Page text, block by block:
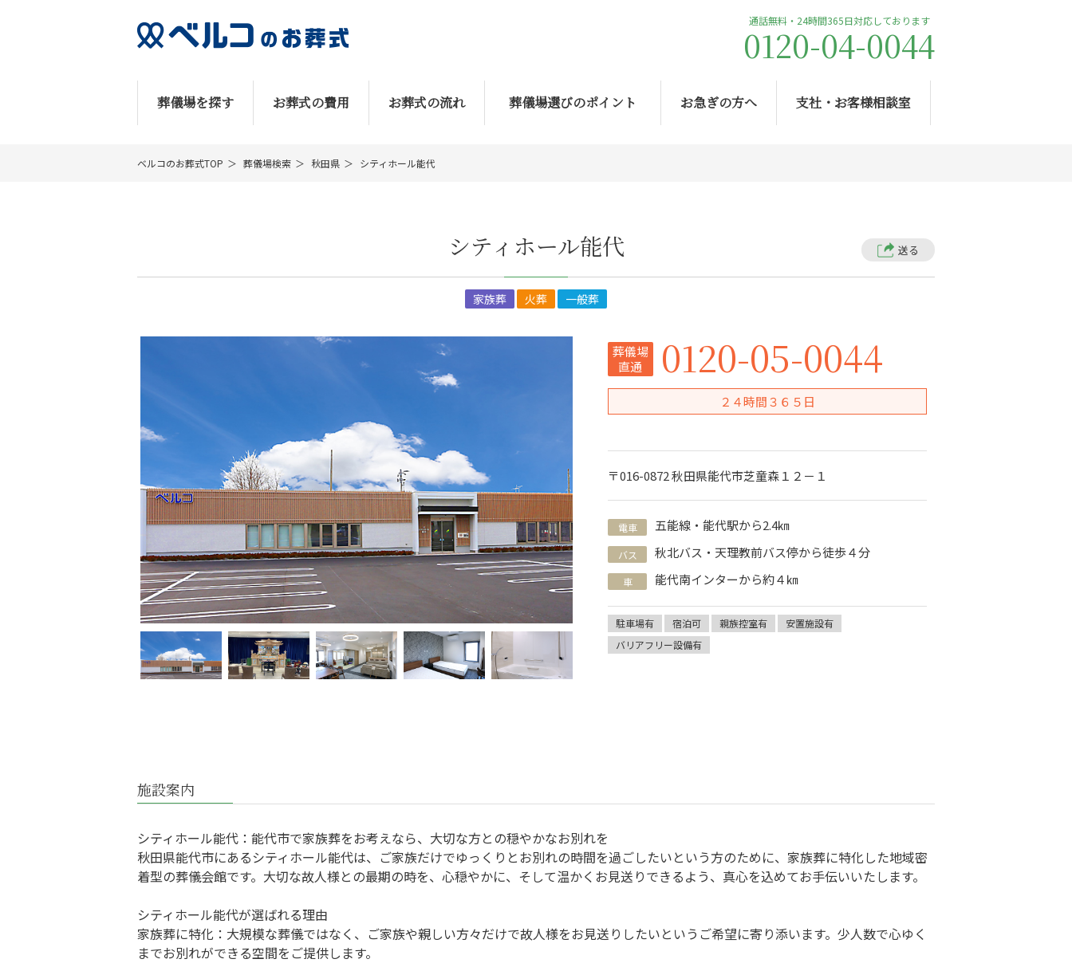
通話無料・24時間365日対応しております
0120-04-0044
葬儀場を探す お葬式の費用 お葬式の流れ 葬儀場選びのポイント お急ぎの方へ 支社・お客様相談室
ベルコのお葬式TOP 葬儀場検索 秋田県 シティホール能代
シティホール能代 送る
家族葬 火葬 一般葬
葬儀場
直通
0120-05-0044
２４時間３６５日
〒016-0872 秋田県能代市芝童森１２－１
電車 五能線・能代駅から2.4㎞
バス 秋北バス・天理教前バス停から徒歩４分
車 能代南インターから約４㎞
駐車場有 宿泊可 親族控室有
安置施設有
バリアフリー設備有
施設案内
シティホール能代：能代市で家族葬をお考えなら、大切な方との穏やかなお別れを
秋田県能代市にあるシティホール能代は、ご家族だけでゆっくりとお別れの時間を過ごしたいという方のために、家族葬に特化した地域密
着型の葬儀会館です。大切な故人様との最期の時を、心穏やかに、そして温かくお見送りできるよう、真心を込めてお手伝いいたします。
シティホール能代が選ばれる理由
家族葬に特化：大規模な葬儀ではなく、ご家族や親しい方々だけで故人様をお見送りしたいというご希望に寄り添います。少人数で心ゆく
までお別れができる空間をご提供します。